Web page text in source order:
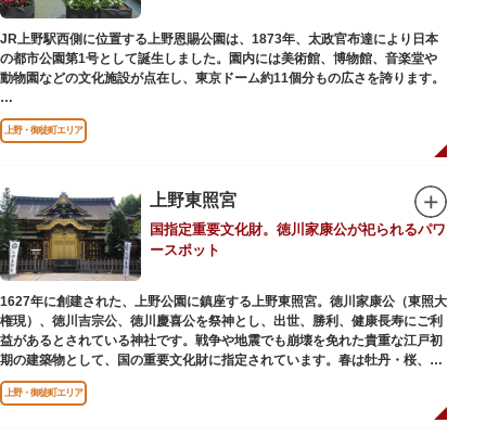
子ども動物園「すてっぷ」では、小動物を間近で観察することを通じて、命
の大切さや生きものの魅力が学べる体験プログラムが実施されています。
歩き疲れたり、お腹が空いてきたら、園内にいくつかあるフードショップで
休憩しましょう。それぞれのお店で、動物たちをモチーフにした可愛いフー
ドやスイーツが食べられます。オリジナルグッズを取り扱うギフトショップ
も必見です。
JR上野駅西側に位置する上野恩賜公園は、1873年、太政官布達により日本
の都市公園第1号として誕生しました。園内には美術館、博物館、音楽堂や
動物園などの文化施設が点在し、東京ドーム約11個分もの広さを誇ります。
ソメイヨシノやヤマザクラなど約1,200本の桜が植えられた園内は、桜の名
所としても有名。シーズンにはライトアップされた夜桜が一層風情を添え、
例年延べ330万人近い人出となります。不忍池（しのばずのいけ）は江戸時
ので、バードウォッチングを楽しむ人の姿も見られるスポットです。
美術館や博物館で国内外の芸術作品や文化・自然科学に触れたり、歴史の薫
りを感じながら史跡巡りを楽しんではいかがでしょうか。1日では見てまわ
りきれないほどの魅力にあふれた公園です。
上野・御徒町エリア
上野東照宮
国指定重要文化財。徳川家康公が祀られるパワ
ースポット
1627年に創建された、上野公園に鎮座する上野東照宮。徳川家康公（東照大
権現）、徳川吉宗公、徳川慶喜公を祭神とし、出世、勝利、健康長寿にご利
益があるとされている神社です。戦争や地震でも崩壊を免れた貴重な江戸初
期の建築物として、国の重要文化財に指定されています。春は牡丹・桜、秋
は紅葉やダリア展、お正月は初詣や冬ぼたん鑑賞の地として、年間を通して
国内外からの参拝者で賑わうスポットです。
上野・御徒町エリア